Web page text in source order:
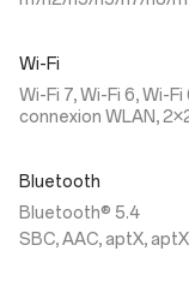
Wi-Fi
Wi-Fi 7, Wi-Fi 6, Wi-
connexion WLAN,
Bluetooth
Bluetooth® 5.4
SBC, AAC, aptX,